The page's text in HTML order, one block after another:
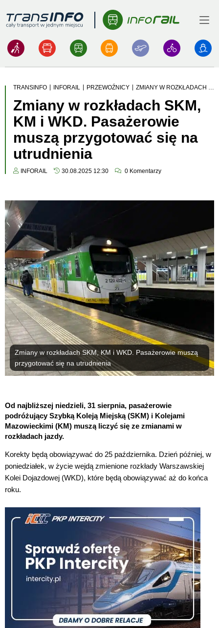
Logo Menu
TRANSINFO INFORAIL PRZEWOŹNICY ZMIANY W ROZKŁADACH SKM, KM I WKD. PASAŻEROWIE MUSZĄ PRZYGOTOWAĆ SIĘ NA UTRUDNIENIA
Zmiany w rozkładach SKM,
KM i WKD. Pasażerowie
muszą przygotować się na
utrudnienia
INFORAIL 30.08.2025 12:30 0 Komentarzy
Zmiany w rozkładach SKM, KM i WKD. Pasażerowie muszą
przygotować się na utrudnienia
Od najbliższej niedzieli, 31 sierpnia, pasażerowie
podróżujący Szybką Koleją Miejską (SKM) i Kolejami
Mazowieckimi (KM) muszą liczyć się ze zmianami w
rozkładach jazdy.
Korekty będą obowiązywać do 25 października. Dzień później, w
poniedziałek, w życie wejdą zmienione rozkłady Warszawskiej
Kolei Dojazdowej (WKD), które będą obowiązywać aż do końca
roku.